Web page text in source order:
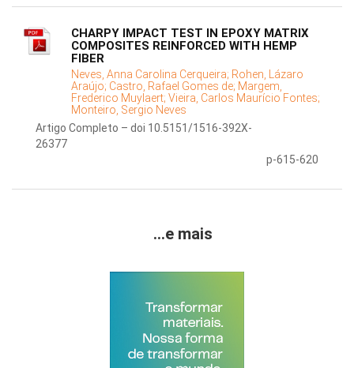
CHARPY IMPACT TEST IN EPOXY MATRIX
COMPOSITES REINFORCED WITH HEMP
FIBER
Neves, Anna Carolina Cerqueira; Rohen, Lázaro
Araújo; Castro, Rafael Gomes de; Margem,
Frederico Muylaert; Vieira, Carlos Maurício Fontes;
Monteiro, Sergio Neves
Artigo Completo – doi 10.5151/1516-392X-
26377
p-615-620
...e mais